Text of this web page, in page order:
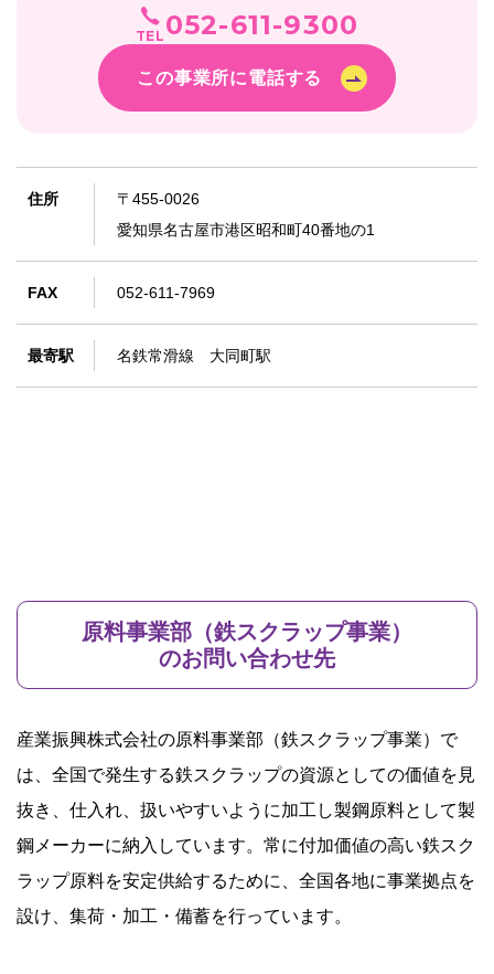
TEL 052-611-9300
この事業所に電話する
住所
〒455-0026
愛知県名古屋市港区昭和町40番地の1
FAX 052-611-7969
最寄駅 名鉄常滑線 大同町駅
原料事業部（鉄スクラップ事業）
のお問い合わせ先
産業振興株式会社の原料事業部（鉄スクラップ事業）で
は、全国で発生する鉄スクラップの資源としての価値を見
抜き、仕入れ、扱いやすいように加工し製鋼原料として製
鋼メーカーに納入しています。常に付加価値の高い鉄スク
ラップ原料を安定供給するために、全国各地に事業拠点を
設け、集荷・加工・備蓄を行っています。